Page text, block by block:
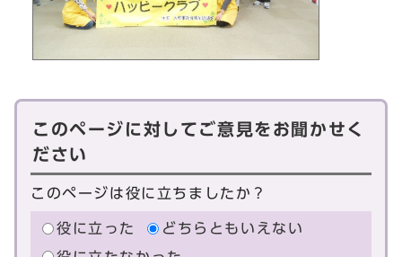
このページに対してご意見をお聞かせく
ださい
このページは役に立ちましたか？
役に立った
どちらともいえない